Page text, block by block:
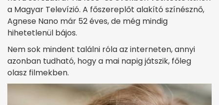
a Magyar Televízió. A főszereplőt alakító színésznő,
Agnese Nano már 52 éves, de még mindig
hihetetlenül bájos.
Nem sok mindent találni róla az interneten, annyi
azonban tudható, hogy a mai napig játszik, főleg
olasz filmekben.